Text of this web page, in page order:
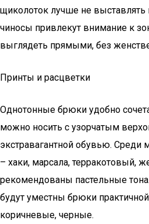
щиколоток лучше не выставлять
чиносы привлекут внимание к
выглядеть прямыми, без
Принты и расцветки
Однотонные брюки удобно
можно носить с узорчатым
экстравагантной обувью.
– хаки, марсала, терракотовый,
рекомендованы пастельные
будут уместны брюки
коричневые, черные.